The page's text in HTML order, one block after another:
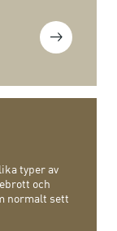
typer av
och
normalt sett